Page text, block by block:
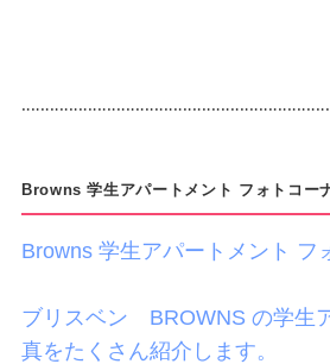
Browns 学生アパートメント フォトコー
Browns 学生アパートメント フ
ブリスベン BROWNS の学生
真をたくさん紹介します。